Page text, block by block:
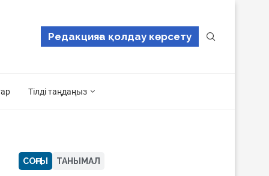
Редакцияға қолдау көрсету
Тілді таңдаңыз
СОҢҒЫ ТАНЫМАЛ